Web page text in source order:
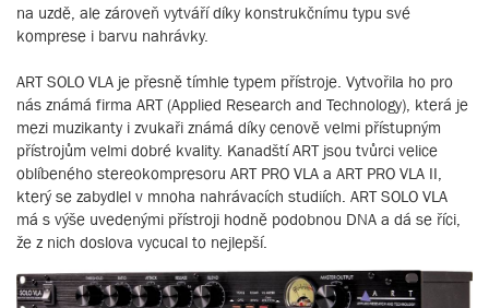
na uzdě, ale zároveň vytváří díky konstrukčnímu typu své
komprese i barvu nahrávky.
ART SOLO VLA je přesně tímhle typem přístroje. Vytvořila ho pro
nás známá firma ART (Applied Research and Technology), která je
mezi muzikanty i zvukaři známá díky cenově velmi přístupným
přístrojům velmi dobré kvality. Kanadští ART jsou tvůrci velice
oblíbeného stereokompresoru ART PRO VLA a ART PRO VLA II,
který se zabydlel v mnoha nahrávacích studiích. ART SOLO VLA
má s výše uvedenými přístroji hodně podobnou DNA a dá se říci,
že z nich doslova vycucal to nejlepší.